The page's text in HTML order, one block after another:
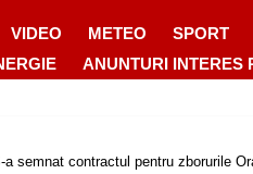
VIDEO METEO SPORT
ANUNTURI INTERES
a semnat contractul pentru zborurile